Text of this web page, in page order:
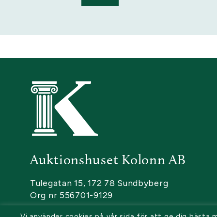
Auktionshuset Kolonn AB
Tulegatan 15, 172 78 Sundbyberg
Org nr 556701-9129